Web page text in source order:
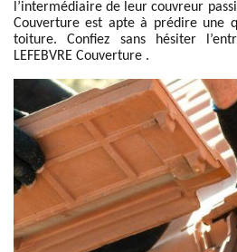
l’intermédiaire de leur couvreur
Couverture est apte à prédire une
toiture. Confiez sans hésiter
LEFEBVRE Couverture .